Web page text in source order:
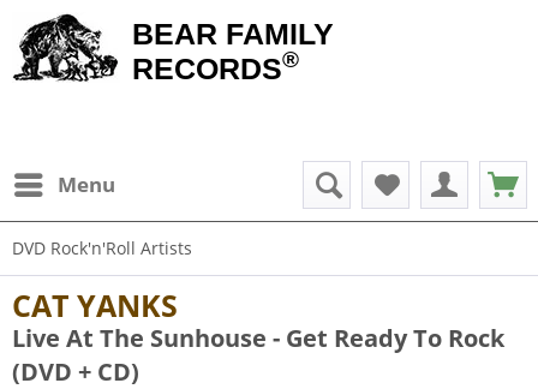
BEAR FAMILY
RECORDS®
Menu
DVD Rock'n'Roll Artists
CAT YANKS
Live At The Sunhouse - Get Ready To Rock
(DVD + CD)